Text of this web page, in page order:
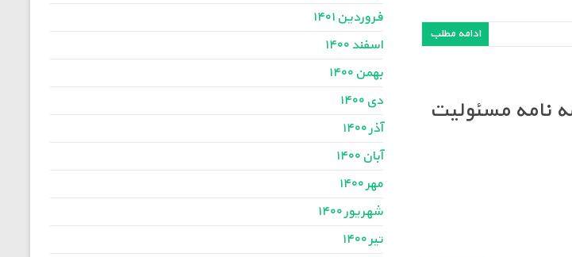
ادامه مطلب
نامه مسئولیت
فروردین ۱۴۰۱
اسفند ۱۴۰۰
بهمن ۱۴۰۰
دی ۱۴۰۰
آذر ۱۴۰۰
آبان ۱۴۰۰
مهر ۱۴۰۰
شهریور ۱۴۰۰
تیر ۱۴۰۰